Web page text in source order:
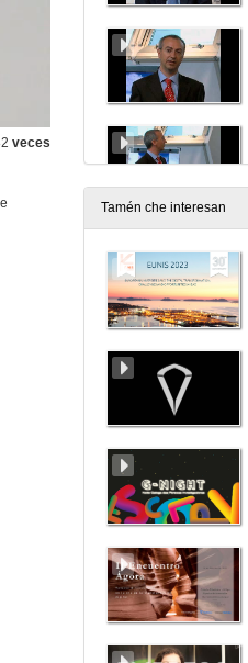
veces
Tamén che interesan